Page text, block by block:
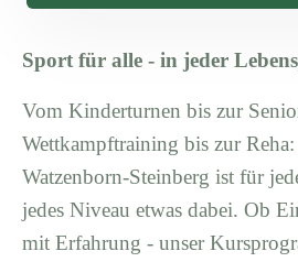
Sport für alle - in jeder
Vom Kinderturnen bis zur
Wettkampftraining bis zur
Watzenborn-Steinberg ist für
jedes Niveau etwas dabei. Ob
mit Erfahrung - unser